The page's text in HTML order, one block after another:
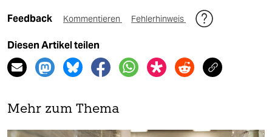
Feedback Kommentieren Fehlerhinweis
Diesen Artikel teilen
Mehr zum Thema